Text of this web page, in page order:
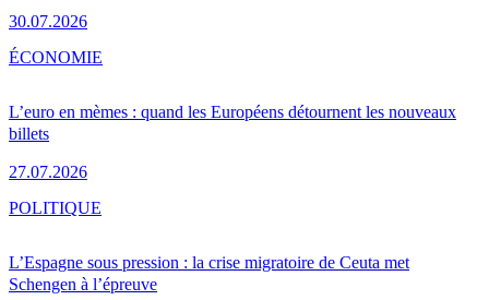
30.07.2026
L’euro en mèmes : quand les Européens détournent les nouveaux
billets
27.07.2026
ÉCONOMIE
L’Espagne sous pression : la crise migratoire de Ceuta met
Schengen à l’épreuve
POLITIQUE